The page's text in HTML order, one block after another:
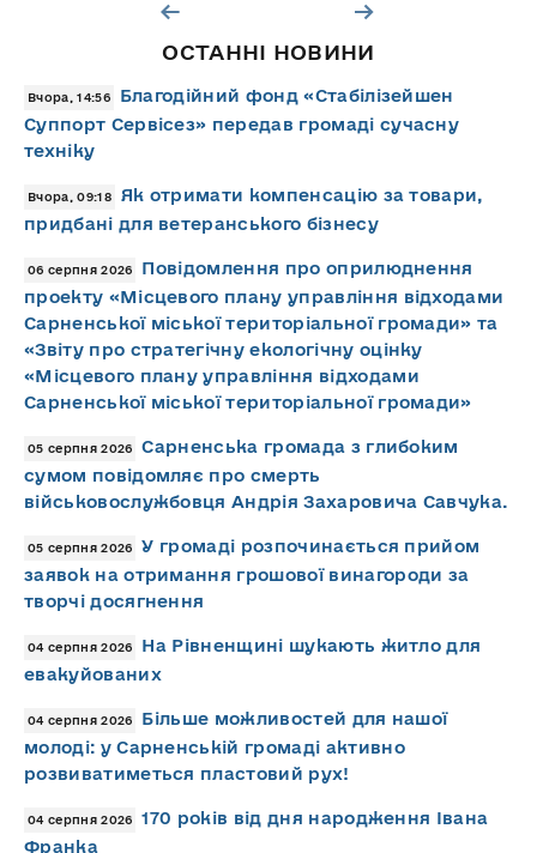
ОСТАННІ НОВИНИ
Вчора, 14:56
Благодійний фонд «Стабілізейшен
Суппорт Сервісез» передав громаді сучасну
техніку
Вчора, 09:18
Як отримати компенсацію за товари,
придбані для ветеранського бізнесу
06 серпня 2026
Повідомлення про оприлюднення
проекту «Місцевого плану управління відходами
Сарненської міської територіальної громади» та
«Звіту про стратегічну екологічну оцінку
«Місцевого плану управління відходами
Сарненської міської територіальної громади»
05 серпня 2026
Сарненська громада з глибоким
сумом повідомляє про смерть
військовослужбовця Андрія Захаровича Савчука.
05 серпня 2026
У громаді розпочинається прийом
заявок на отримання грошової винагороди за
творчі досягнення
04 серпня 2026
На Рівненщині шукають житло для
евакуйованих
04 серпня 2026
Більше можливостей для нашої
молоді: у Сарненській громаді активно
розвиватиметься пластовий рух!
04 серпня 2026
170 років від дня народження Івана
Франка